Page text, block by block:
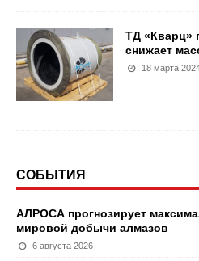
ТД «Кварц»
снижает
18 марта
СОБЫТИЯ
АЛРОСА прогнозирует
мировой добычи алмазов
6 августа 2026